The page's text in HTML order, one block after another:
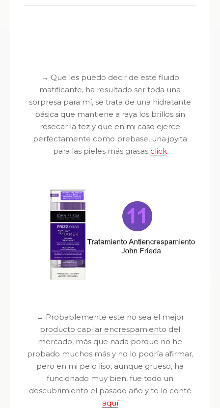
→ Que les puedo decir de este fluido
matificante, ha resultado ser toda una
sorpresa para mí, se trata de una hidratante
básica que mantiene a raya los brillos sin
resecar la tez y que en mi caso ejerce
perfectamente como prebase, una joyita
para las pieles más grasas click
→ Probablemente este no sea el mejor
producto capilar encrespamiento del
mercado, más que nada porque no he
probado muchos más y no lo podría afirmar,
pero en mi pelo liso, aunque grueso, ha
funcionado muy bien, fue todo un
descubrimiento el pasado año y te lo conté
aquí